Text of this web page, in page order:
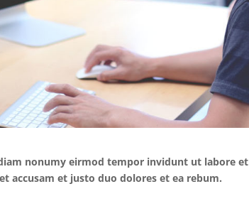
nonumy eirmod tempor invidunt ut labore et
accusam et justo duo dolores et ea rebum.